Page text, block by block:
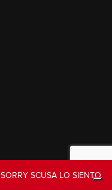
SORRY SCUSA LO SIENTO